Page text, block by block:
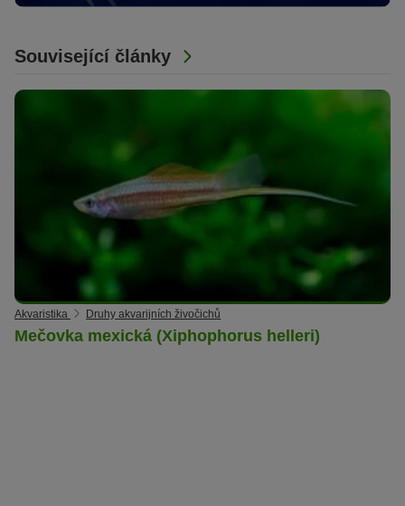
Související články
Akvaristika Druhy akvarijních živočichů
Mečovka mexická (Xiphophorus helleri)